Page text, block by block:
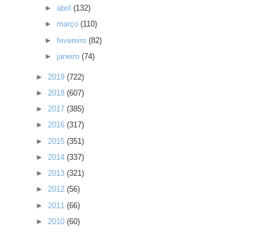
►abril(132)
► março(110)
►fevereiro(82)
► janeiro(74)
► 2019 (722)
► 2018 (607)
► 2017 (385)
► 2016 (317)
► 2015 (351)
► 2014 (337)
► 2013 (321)
► 2012 (56)
► 2011 (66)
► 2010 (60)